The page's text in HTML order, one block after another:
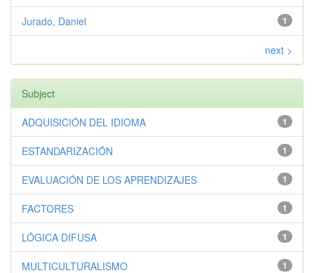
1
Jurado, Daniel
next >
Subject
1
ADQUISICIÓN DEL IDIOMA
1
ESTANDARIZACIÓN
1
EVALUACIÓN DE LOS APRENDIZAJES
1
FACTORES
1
LÓGICA DIFUSA
1
MULTICULTURALISMO